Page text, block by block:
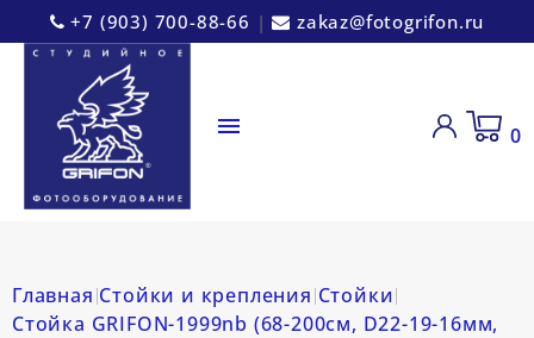
+7 (903) 700-88-66 | zakaz@fotogrifon.ru
 0
Главная Стойки и крепления Стойки
Стойка GRIFON-1999nb (68-200см, D22-19-16мм,